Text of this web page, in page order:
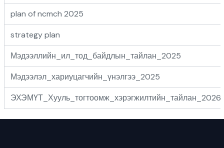
plan of ncmch 2025
strategy plan
Мэдээллийн_ил_тод_байдлын_тайлан_2025
Мэдээлэл_хариуцагчийн_үнэлгээ_2025